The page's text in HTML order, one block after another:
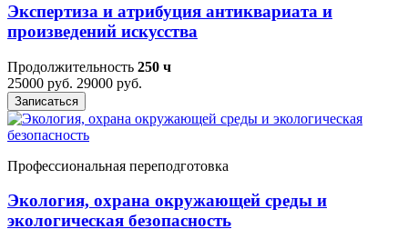
Экспертиза и атрибуция антиквариата и
произведений искусства
Продолжительность 250 ч
25000 руб. 29000 руб.
Записаться
Профессиональная переподготовка
Экология, охрана окружающей среды и
экологическая безопасность